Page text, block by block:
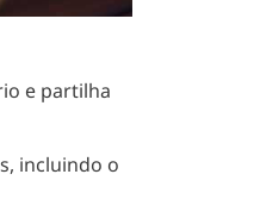
e partilha
incluindo o